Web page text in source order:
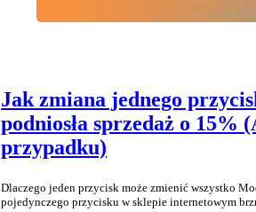
Jak zmiana jednego
podniosła sprzedaż o 15%
przypadku)
Dlaczego jeden przycisk może zmienić wszystko
pojedynczego przycisku w sklepie internetowym